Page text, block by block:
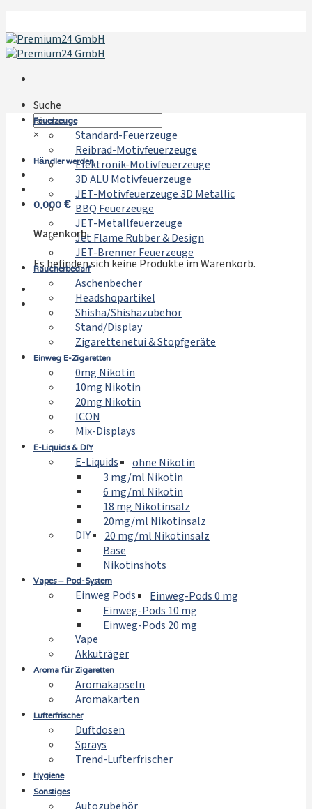
Inhalt
springen
Suche
×
Händler werden
0,000€
Warenkorb
Es befinden sich keine Produkte im Warenkorb.
Feuerzeuge
Standard-Feuerzeuge
Reibrad-Motivfeuerzeuge
Elektronik-Motivfeuerzeuge
3D ALU Motivfeuerzeuge
JET-Motivfeuerzeuge 3D Metallic
BBQ Feuerzeuge
JET-Metallfeuerzeuge
Jet Flame Rubber & Design
JET-Brenner Feuerzeuge
Raucherbedarf
Aschenbecher
Headshopartikel
Shisha/Shishazubehör
Stand/Display
Zigarettenetui & Stopfgeräte
Einweg E-Zigaretten
0mg Nikotin
10mg Nikotin
20mg Nikotin
ICON
Mix-Displays
E-Liquids & DIY
E-Liquids
ohne Nikotin
3 mg/ml Nikotin
6 mg/ml Nikotin
18 mg Nikotinsalz
20mg/ml Nikotinsalz
DIY
20 mg/ml Nikotinsalz
Base
Nikotinshots
Vapes – Pod-System
Einweg Pods
Einweg-Pods 0 mg
Einweg-Pods 10 mg
Einweg-Pods 20 mg
Vape
Akkuträger
Aroma für Zigaretten
Aromakapseln
Aromakarten
Lufterfrischer
Duftdosen
Sprays
Trend-Lufterfrischer
Hygiene
Sonstiges